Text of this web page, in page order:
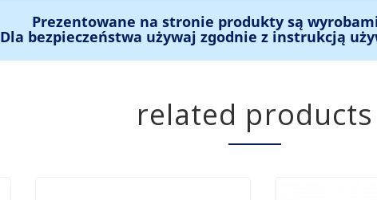
Prezentowane na stronie produkty są
Dla bezpieczeństwa używaj zgodnie z instrukcją
related products